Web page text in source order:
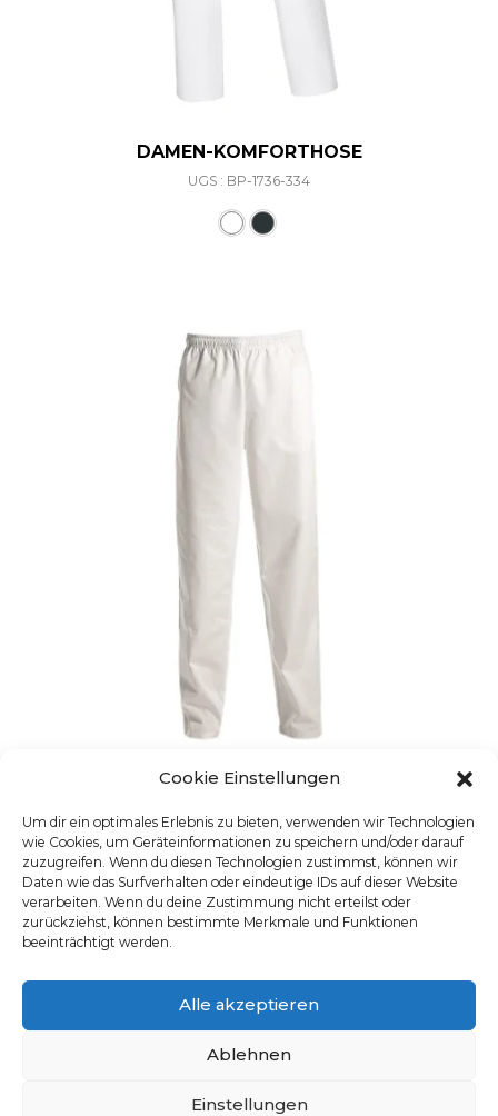
Cookie Einstellungen
Um dir ein optimales Erlebnis zu bieten, verwenden wir Technologien
wie Cookies, um Geräteinformationen zu speichern und/oder darauf
zuzugreifen. Wenn du diesen Technologien zustimmst, können wir
Daten wie das Surfverhalten oder eindeutige IDs auf dieser Website
verarbeiten. Wenn du deine Zustimmung nicht erteilst oder
zurückziehst, können bestimmte Merkmale und Funktionen
beeinträchtigt werden.
Alle akzeptieren
Ablehnen
Einstellungen
DAMEN-KOMFORTHOSE
UGS : BP-1736-334
UGS : 16946
Ce produit a plusieurs